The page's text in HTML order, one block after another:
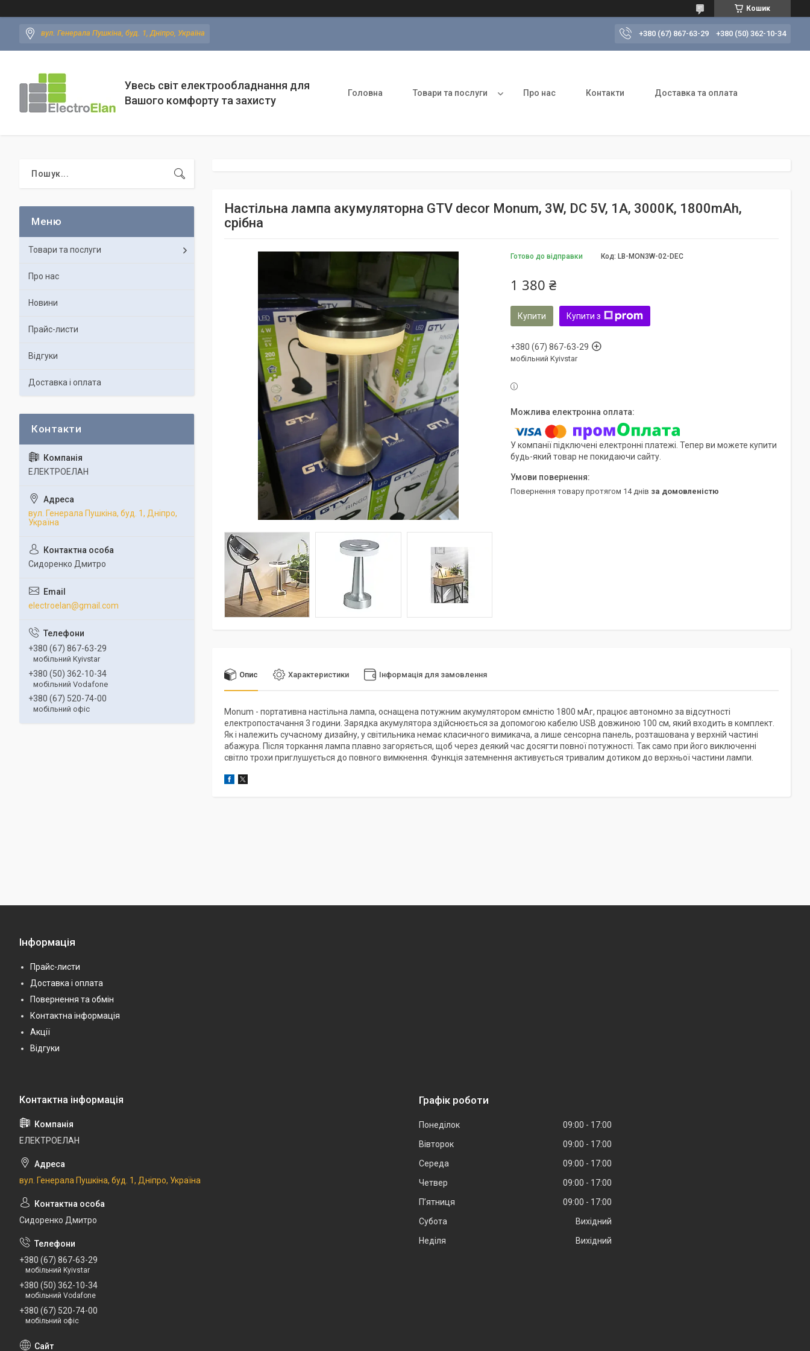
Кошик
вул. Генерала Пушкіна, буд. 1, Дніпро, Україна +380 (67) 867-63-29 +380 (50) 362-10-34
Увесь світ електрообладнання для
Вашого комфорту та захисту
Головна Товари та послуги Про нас Контакти Доставка та оплата
Настільна лампа акумуляторна GTV decor Monum, 3W, DC 5V, 1A, 3000K, 1800mAh,
срібна
Готово до відправки Код: LB-MON3W-02-DEC
1 380 ₴
Купити Купити з
+380 (67) 867-63-29
мобільний Kyivstar
У компанії підключені електронні платежі. Тепер ви можете купити
будь-який товар не покидаючи сайту.
повернення товару протягом 14 днів за домовленістю
Опис Характеристики Інформація для замовлення
Monum - портативна настільна лампа, оснащена потужним акумулятором ємністю 1800 мАг, працює автономно за відсутності
електропостачання 3 години. Зарядка акумулятора здійснюється за допомогою кабелю USB довжиною 100 см, який входить в комплект.
Як і належить сучасному дизайну, у світильника немає класичного вимикача, а лише сенсорна панель, розташована у верхній частині
абажура. Після торкання лампа плавно загоряється, щоб через деякий час досягти повної потужності. Так само при його виключенні
світло трохи приглушується до повного вимкнення. Функція затемнення активується тривалим дотиком до верхньої частини лампи.
Товари та послуги
Про нас
Новини
Прайс-листи
Відгуки
Доставка і оплата
ЕЛЕКТРОЕЛАН
вул. Генерала Пушкіна, буд. 1, Дніпро,
Україна
Сидоренко Дмитро
electroelan@gmail.com
+380 (67) 867-63-29
мобільний Kyivstar
+380 (50) 362-10-34
мобільний Vodafone
+380 (67) 520-74-00
мобільний офіс
Інформація
Прайс-листи
Доставка і оплата
Повернення та обмін
Контактна інформація
Акції
Відгуки
ЕЛЕКТРОЕЛАН
вул. Генерала Пушкіна, буд. 1, Дніпро, Україна
Сидоренко Дмитро
+380 (67) 867-63-29
мобільний Kyivstar
+380 (50) 362-10-34
мобільний Vodafone
+380 (67) 520-74-00
мобільний офіс
Графік роботи
Понеділок 09:00
17:00
Вівторок
09:00
17:00
Середа
09:00
17:00
Четвер
09:00
17:00
Пʼятниця
09:00
17:00
Субота
Вихідний
Неділя
Вихідний